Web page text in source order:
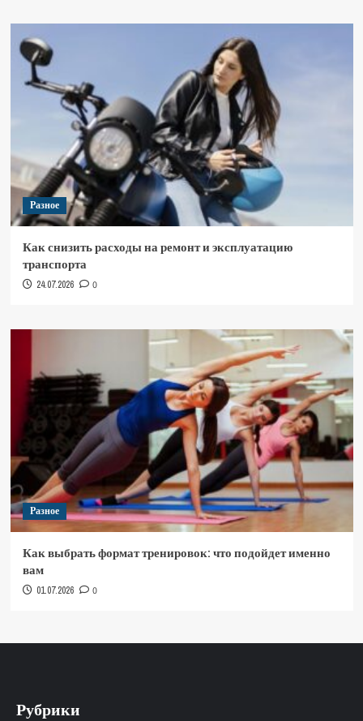
Разное
Как снизить расходы на ремонт и эксплуатацию
транспорта
24.07.2026 0
Разное
Как выбрать формат тренировок: что подойдет именно
вам
01.07.2026 0
Рубрики